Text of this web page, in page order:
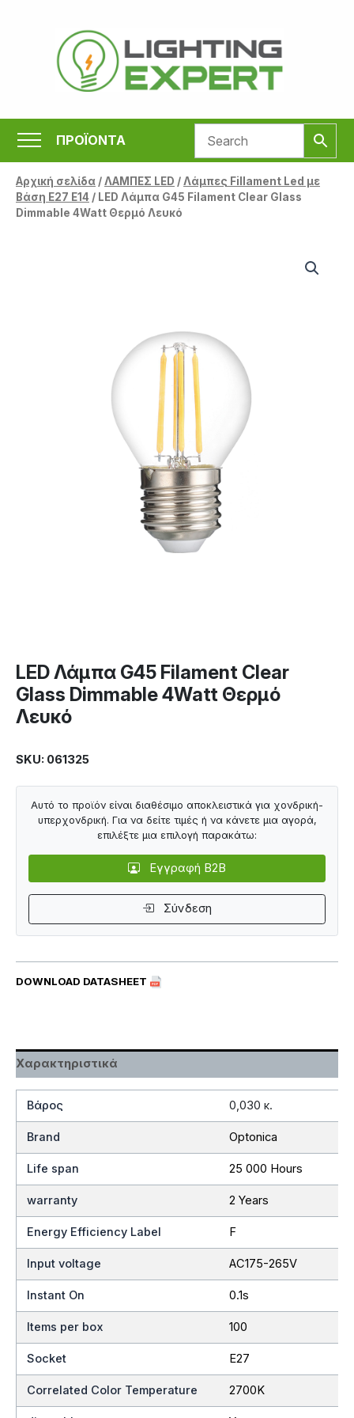
περιεχόμενο
ΠΡΟΪΟΝΤΑ
Αρχική σελίδα/ΛΑΜΠΕΣ LED /Λάμπες Fillament Led με
Βάση Ε27 E14/ LED Λάμπα G45 Filament Clear Glass
Dimmable 4Watt Θερμό Λευκό
LED Λάμπα G45 Filament Clear
Glass Dimmable 4Watt Θερμό
Λευκό
SKU: 061325
DOWNLOAD DATASHEET
Αυτό το προϊόν είναι διαθέσιμο αποκλειστικά για χονδρική-
υπερχονδρική. Για να δείτε τιμές ή να κάνετε μια αγορά,
επιλέξτε μια επιλογή παρακάτω:
Εγγραφή B2B
Σύνδεση
Χαρακτηριστικά
Βάρος 0,030 κ.
Brand Optonica
Life span 25 000 Hours
warranty 2 Years
Energy Efficiency Label F
Input voltage AC175-265V
Instant On 0.1s
Items per box 100
Socket E27
Correlated Color Temperature 2700K